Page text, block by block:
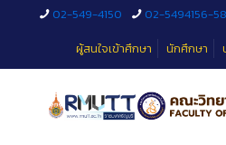
02-549-4150 02-5494156-58
ผู้สนใจเข้าศึกษา
นักศึกษา